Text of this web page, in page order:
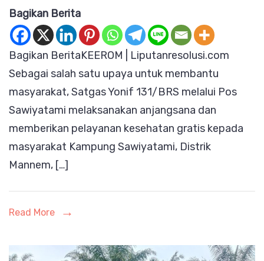
Yonif
Berikan
Bagikan Berita
Bagikan BeritaKEEROM | Liputanresolusi.com
Sebagai salah satu upaya untuk membantu
masyarakat, Satgas Yonif 131/BRS melalui Pos
Sawiyatami melaksanakan anjangsana dan
memberikan pelayanan kesehatan gratis kepada
masyarakat Kampung Sawiyatami, Distrik
Mannem, […]
Read More